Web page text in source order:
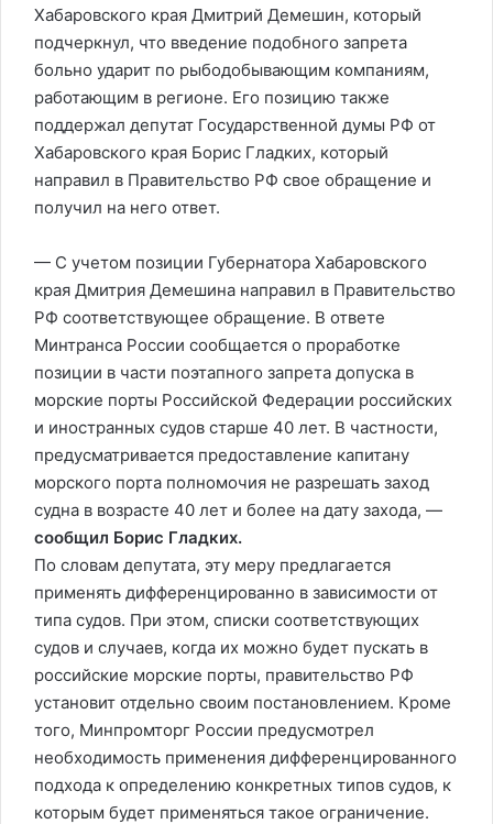
Хабаровского края Дмитрий Демешин, который
подчеркнул, что введение подобного запрета
больно ударит по рыбодобывающим компаниям,
работающим в регионе. Его позицию также
поддержал депутат Государственной думы РФ от
Хабаровского края Борис Гладких, который
направил в Правительство РФ свое обращение и
получил на него ответ.
— С учетом позиции Губернатора Хабаровского
края Дмитрия Демешина направил в Правительство
РФ соответствующее обращение. В ответе
Минтранса России сообщается о проработке
позиции в части поэтапного запрета допуска в
морские порты Российской Федерации российских
и иностранных судов старше 40 лет. В частности,
предусматривается предоставление капитану
морского порта полномочия не разрешать заход
судна в возрасте 40 лет и более на дату захода, —
сообщил Борис Гладких.
По словам депутата, эту меру предлагается
применять дифференцированно в зависимости от
типа судов. При этом, списки соответствующих
судов и случаев, когда их можно будет пускать в
российские морские порты, правительство РФ
установит отдельно своим постановлением. Кроме
того, Минпромторг России предусмотрел
необходимость применения дифференцированного
подхода к определению конкретных типов судов, к
которым будет применяться такое ограничение.